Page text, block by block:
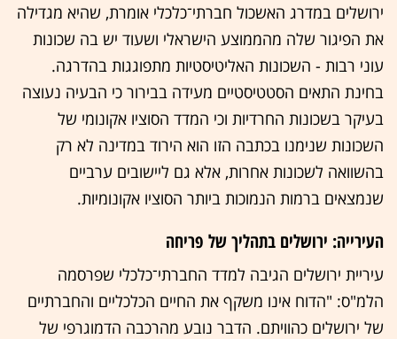
ירושלים במדרג האשכול חברתי־כלכלי אומרת, שהיא מגדילה
את הפיגור שלה מהממוצע הישראלי ושעוד יש בה שכונות
עוני רבות - השכונות האליטיסטיות מתפוגגות בהדרגה.
בחינת התאים הסטטיסטיים מעידה בבירור כי הבעיה נעוצה
בעיקר בשכונות החרדיות וכי המדד הסוציו אקונומי של
השכונות שנימנו בכתבה הזו הוא הירוד במדינה לא רק
בהשוואה לשכונות אחרות, אלא גם ליישובים ערביים
שנמצאים ברמות הנמוכות ביותר הסוציו אקונומיות.
העירייה: ירושלים בתהליך של פריחה
עיריית ירושלים הגיבה למדד החברתי־כלכלי שפרסמה
הלמ"ס: "הדוח אינו משקף את החיים הכלכליים והחברתיים
של ירושלים כהוויתם. הדבר נובע מהרכבה הדמוגרפי של